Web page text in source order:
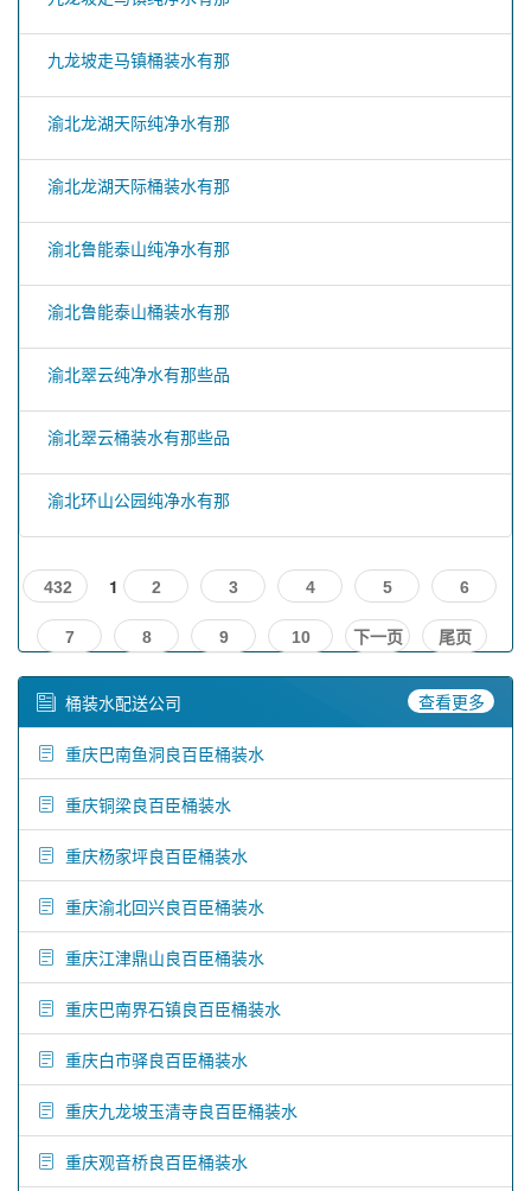
九龙坡走马镇桶装水有那
渝北龙湖天际纯净水有那
渝北龙湖天际桶装水有那
渝北鲁能泰山纯净水有那
渝北鲁能泰山桶装水有那
渝北翠云纯净水有那些品
渝北翠云桶装水有那些品
渝北环山公园纯净水有那
432 1 2 3 4 5 6
7 8 9 10 下一页 尾页
桶装水配送公司 查看更多
重庆巴南鱼洞良百臣桶装水
重庆铜梁良百臣桶装水
重庆杨家坪良百臣桶装水
重庆渝北回兴良百臣桶装水
重庆江津鼎山良百臣桶装水
重庆巴南界石镇良百臣桶装水
重庆白市驿良百臣桶装水
重庆九龙坡玉清寺良百臣桶装水
重庆观音桥良百臣桶装水